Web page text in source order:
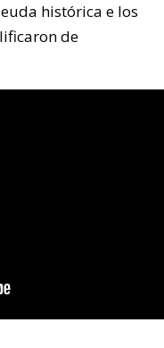
histórica e los
de